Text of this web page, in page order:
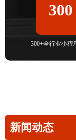
300
300+全行业小程
新闻动态